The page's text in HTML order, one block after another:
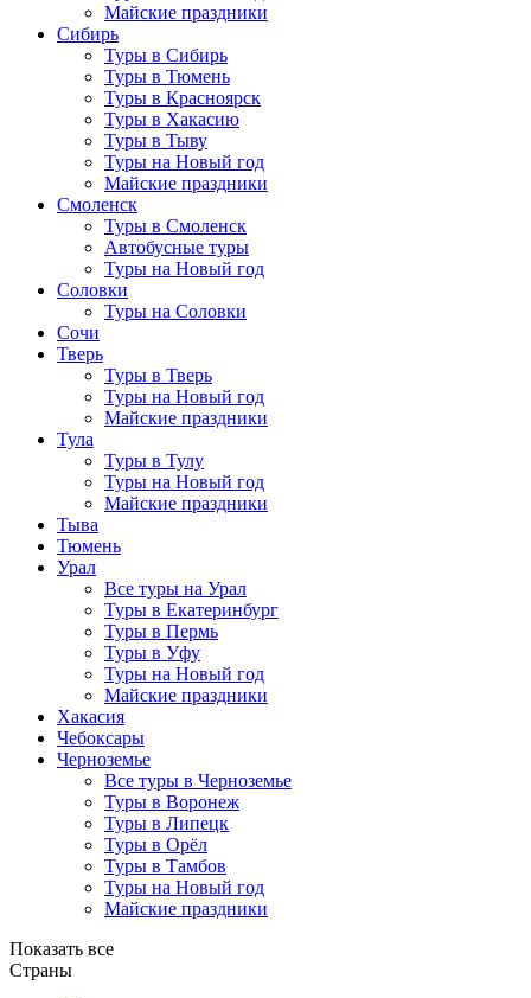
Майские праздники
Сибирь
Туры в Сибирь
Туры в Тюмень
Туры в Красноярск
Туры в Хакасию
Туры в Тыву
Туры на Новый год
Майские праздники
Смоленск
Туры в Смоленск
Автобусные туры
Туры на Новый год
Соловки
Туры на Соловки
Сочи
Тверь
Туры в Тверь
Туры на Новый год
Майские праздники
Тула
Туры в Тулу
Туры на Новый год
Майские праздники
Тыва
Тюмень
Урал
Все туры на Урал
Туры в Екатеринбург
Туры в Пермь
Туры в Уфу
Туры на Новый год
Майские праздники
Хакасия
Чебоксары
Черноземье
Все туры в Черноземье
Туры в Воронеж
Туры в Липецк
Туры в Орёл
Туры в Тамбов
Туры на Новый год
Майские праздники
Показать все
Страны